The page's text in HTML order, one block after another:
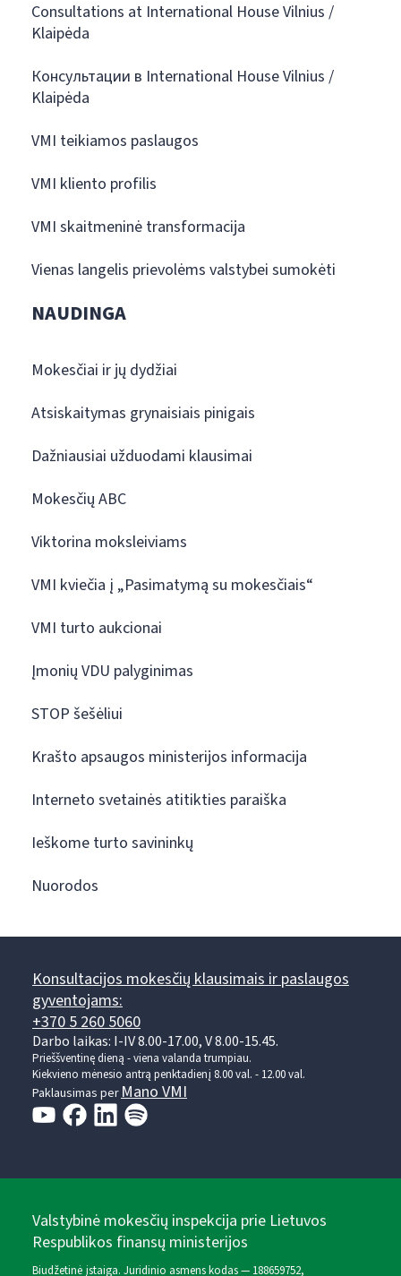
Consultations at International House Vilnius /
Klaipėda
Консультации в International House Vilnius /
Klaipėda
VMI teikiamos paslaugos
VMI kliento profilis
VMI skaitmeninė transformacija
Vienas langelis prievolėms valstybei sumokėti
NAUDINGA
Mokesčiai ir jų dydžiai
Atsiskaitymas grynaisiais pinigais
Dažniausiai užduodami klausimai
Mokesčių ABC
Viktorina moksleiviams
VMI kviečia į „Pasimatymą su mokesčiais“
VMI turto aukcionai
Įmonių VDU palyginimas
STOP šešėliui
Krašto apsaugos ministerijos informacija
Interneto svetainės atitikties paraiška
Ieškome turto savininkų
Nuorodos
Konsultacijos mokesčių klausimais ir paslaugos
gyventojams:
+370 5 260 5060
Darbo laikas: I-IV 8.00-17.00, V 8.00-15.45.
Prieššventinę dieną - viena valanda trumpiau.
Kiekvieno mėnesio antrą penktadienį 8.00 val. - 12.00 val.
Paklausimas perMano VMI
Valstybinė mokesčių inspekcija prie Lietuvos
Respublikos finansų ministerijos
Biudžetinė įstaiga. Juridinio asmens kodas — 188659752,